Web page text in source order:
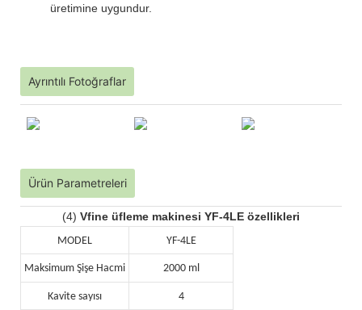
üretimine uygundur.
Ayrıntılı Fotoğraflar
Ürün Parametreleri
(4) Vfine üfleme makinesi YF-4LE özellikleri
MODEL YF-4LE
Maksimum Şişe Hacmi 2000 ml
Kavite sayısı 4